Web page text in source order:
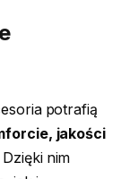
potrafią
jakości
Dzięki nim